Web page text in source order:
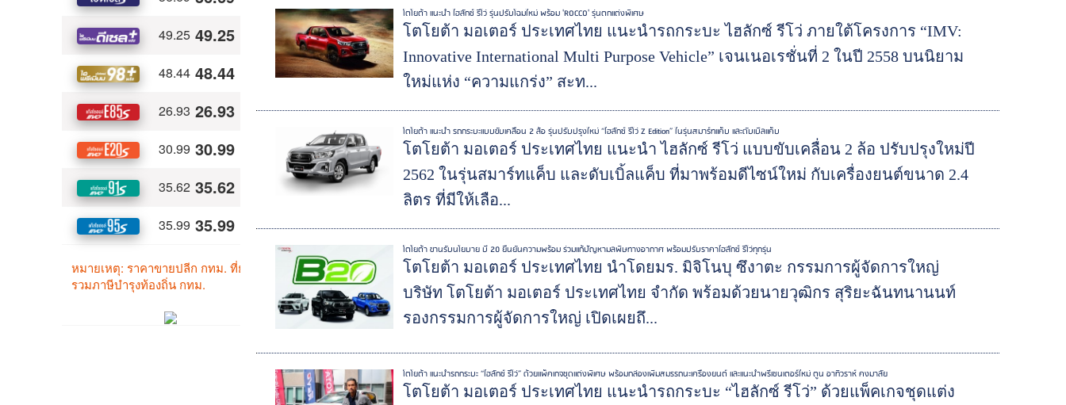
โตโยต้า แนะนำ ไฮลักซ์ รีโว่ รุ่นปรับโฉมใหม่ พร้อม 'ROCCO' รุ่นตกแต่งพิเศษ
โตโยต้า มอเตอร์ ประเทศไทย แนะนำรถกระบะ ไฮลักซ์ รีโว่ ภายใต้โครงการ “IMV:
Innovative International Multi Purpose Vehicle” เจนเนอเรชั่นที่ 2 ในปี 2558 บนนิยาม
ใหม่แห่ง “ความแกร่ง” สะท...
โตโยต้า แนะนำ รถกระบะแบบขับเคลื่อน 2 ล้อ รุ่นปรับปรุงใหม่ “ไฮลักซ์ รีโว่ Z Edition” ในรุ่นสมาร์ทแค็บ และดับเบิ้ลแค็บ
โตโยต้า มอเตอร์ ประเทศไทย แนะนำ ไฮลักซ์ รีโว่ แบบขับเคลื่อน 2 ล้อ ปรับปรุงใหม่ปี
2562 ในรุ่นสมาร์ทแค็บ และดับเบิ้ลแค็บ ที่มาพร้อมดีไซน์ใหม่ กับเครื่องยนต์ขนาด 2.4
ลิตร ที่มีให้เลือ...
โตโยต้า ขานรับนโยบาย บี 20 ยืนยันความพร้อม ร่วมแก้ปัญหามลพิษทางอากาศ พร้อมปรับราคาไฮลักซ์ รีโว่ทุกรุ่น
โตโยต้า มอเตอร์ ประเทศไทย นำโดยมร. มิจิโนบุ ซึงาตะ กรรมการผู้จัดการใหญ่
บริษัท โตโยต้า มอเตอร์ ประเทศไทย จำกัด พร้อมด้วยนายวุฒิกร สุริยะฉันทนานนท์
รองกรรมการผู้จัดการใหญ่ เปิดเผยถึ...
โตโยต้า แนะนำรถกระบะ “ไฮลักซ์ รีโว่” ด้วยแพ็คเกจชุดแต่งพิเศษ พร้อมกล่องเพิ่มสมรรถนะเครื่องยนต์ และแนะนำพรีเซนเตอร์ใหม่ ตูน อาทิวราห์ คงมาลัย
โตโยต้า มอเตอร์ ประเทศไทย แนะนำรถกระบะ “ไฮลักซ์ รีโว่” ด้วยแพ็คเกจชุดแต่ง